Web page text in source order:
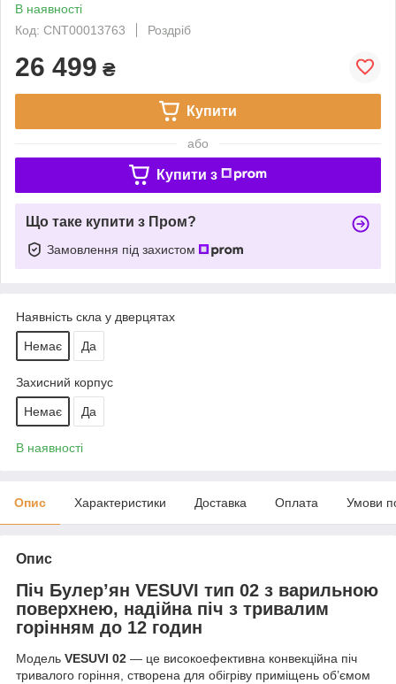
В наявності
Код: CNT00013763
Роздріб
26 499 ₴
Купити
або
Купити з
Що таке купити з Пром?
Замовлення під захистом
Наявність скла у дверцятах
Немає Да
Захисний корпус
Немає Да
В наявності
Опис Характеристики Доставка Оплата Умови
Опис
Піч Булер’ян VESUVI тип 02 з варильною
поверхнею, надійна піч з тривалим
горінням до 12 годин
Модель VESUVI 02 — це високоефективна конвекційна піч
тривалого горіння, створена для обігріву приміщень об’ємом